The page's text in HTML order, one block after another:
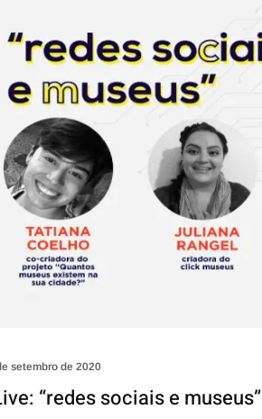
setembro de 2020
“redes sociais e museus”